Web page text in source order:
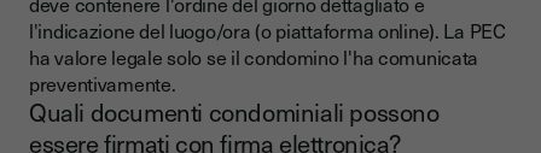
l'indicazione del luogo/ora (o piattaforma online). La PEC
ha valore legale solo se il condomino l'ha comunicata
preventivamente.
Quali documenti condominiali possono
essere firmati con firma elettronica?